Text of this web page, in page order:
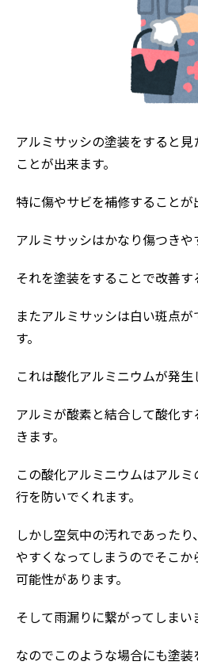
アルミサッシの塗装をすると
ことが出来ます。
特に傷やサビを補修することが
アルミサッシはかなり傷つきや
それを塗装をすることで改善す
またアルミサッシは白い斑点
す。
これは酸化アルミニウムが発生
アルミが酸素と結合して酸化す
きます。
この酸化アルミニウムはアル
行を防いでくれます。
しかし空気中の汚れであった
やすくなってしまうのでそこか
可能性があります。
そして雨漏りに繋がってしまい
なのでこのような場合にも塗